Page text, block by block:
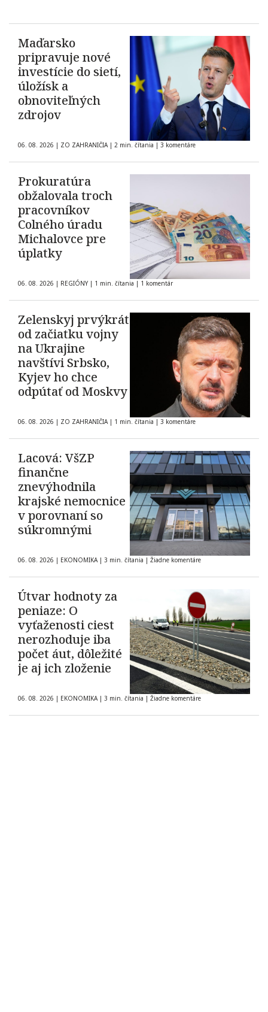
Maďarsko
pripravuje nové
investície do sietí,
úložísk a
obnoviteľných
zdrojov
06. 08. 2026 | ZO ZAHRANIČIA | 2 min. čítania | 3 komentáre
Prokuratúra
obžalovala troch
pracovníkov
Colného úradu
Michalovce pre
úplatky
06. 08. 2026 | REGIÓNY | 1 min. čítania | 1 komentár
Zelenskyj prvýkrát
od začiatku vojny
na Ukrajine
navštívi Srbsko,
Kyjev ho chce
odpútať od Moskvy
06. 08. 2026 | ZO ZAHRANIČIA | 1 min. čítania | 3 komentáre
Lacová: VšZP
finančne
znevýhodnila
krajské nemocnice
v porovnaní so
súkromnými
06. 08. 2026 | EKONOMIKA | 3 min. čítania | Žiadne komentáre
Útvar hodnoty za
peniaze: O
vyťaženosti ciest
nerozhoduje iba
počet áut, dôležité
je aj ich zloženie
06. 08. 2026 | EKONOMIKA | 3 min. čítania | Žiadne komentáre